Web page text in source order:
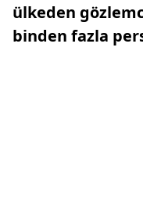
ülkeden
binden fazla